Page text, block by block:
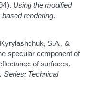
Using the modified
rendering.
S.A., &
specular component of
of surfaces.
Series: Technical